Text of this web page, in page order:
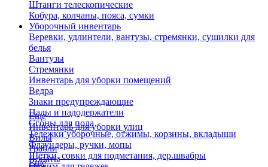
Штанги телескопические
Кобура, колчаны, пояса, сумки
Уборочный инвентарь
Веревки, удлинтели, вантузы, стремянки, сушилки для
белья
Вантузы
Стремянки
Инвентарь для уборки помещений
Ведра
Знаки предупреждающие
Пады и падодержатели
Сгоны для пола
Тележки уборочные, отжимы, корзины, вкладыши
Флаундеры, ручки, мопы
Щетки, совки для подметания, дер.швабры
Еще
Инвентарь для уборки улиц
Вилы
Грабли
Лопаты
Еще